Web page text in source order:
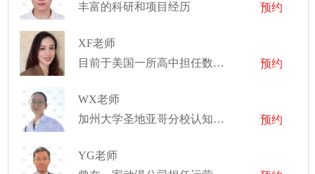
丰富的科研和项目经历
预约
XF老师
目前于美国一所高中担任数学老师
预约
WX老师
加州大学圣地亚哥分校认知神经科学、交互设计双学位学士
预约
YG老师